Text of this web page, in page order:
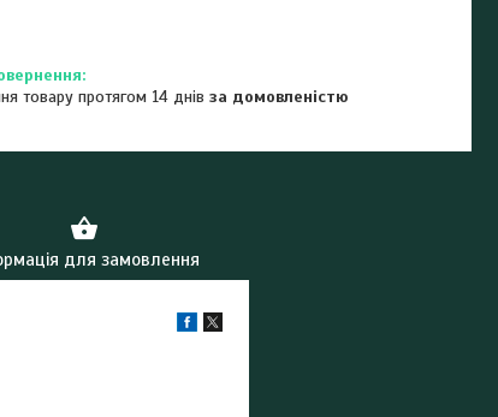
товару протягом 14 днівза домовленістю
для замовлення